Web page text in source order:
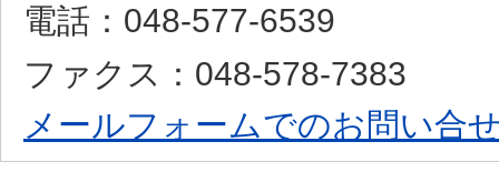
電話：048-577‐6539
ファクス：048-578-7383
メールフォームでのお問い合